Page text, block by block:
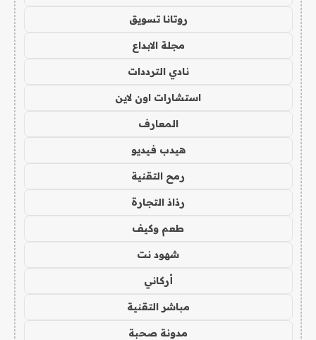
روتانا تسويق
مجلة الابداع
نادي الترددات
استشارات اون لاين
المعارف
هيدب فيديو
رمح التقنية
رذاذ التجارة
طعم وكيف
شهود نت
أركاني
مباشر التقنية
مدونة صحبة